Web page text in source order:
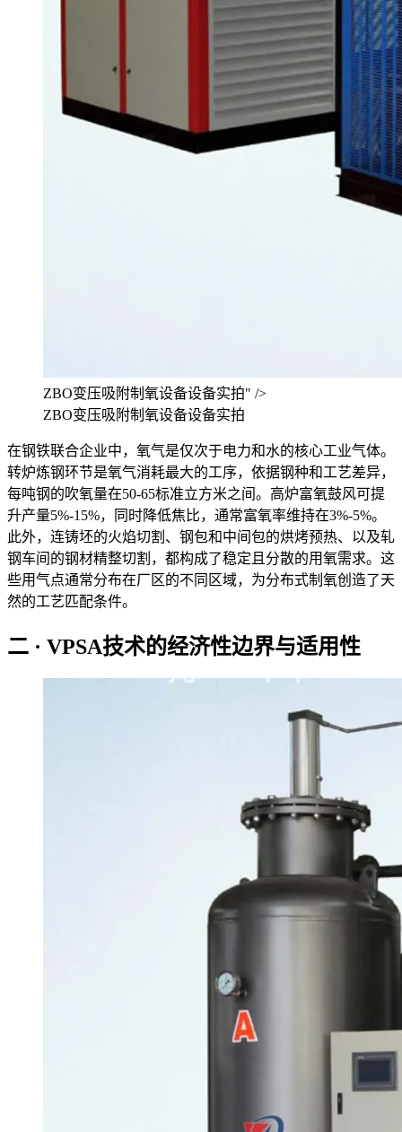
ZBO变压吸附制氧设备设备实拍" />
ZBO变压吸附制氧设备设备实拍
在钢铁联合企业中，氧气是仅次于电力和水的核心工业气体。
转炉炼钢环节是氧气消耗最大的工序，依据钢种和工艺差异，
每吨钢的吹氧量在50-65标准立方米之间。高炉富氧鼓风可提
升产量5%-15%，同时降低焦比，通常富氧率维持在3%-5%。
此外，连铸坯的火焰切割、钢包和中间包的烘烤预热、以及轧
钢车间的钢材精整切割，都构成了稳定且分散的用氧需求。这
些用气点通常分布在厂区的不同区域，为分布式制氧创造了天
然的工艺匹配条件。
二 · VPSA技术的经济性边界与适用性